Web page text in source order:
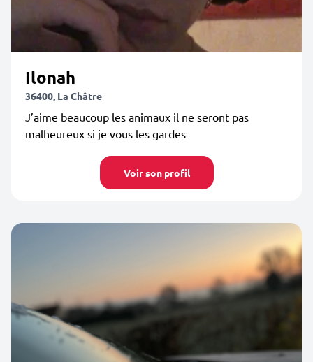
Ilonah
36400, La Châtre
J’aime beaucoup les animaux il ne seront pas
malheureux si je vous les gardes
Voir son profil